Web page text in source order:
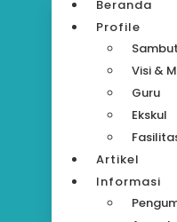
Beranda
Profile
Visi &
Guru
Ekskul
Artikel
Informasi